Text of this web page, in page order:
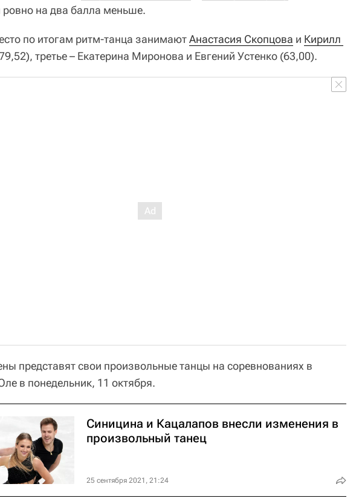
ровно на два балла меньше.
по итогам ритм-танца занимаютАнастасия Скопцова и Кирилл
третье – Екатерина Миронова и Евгений Устенко (63,00).
представят свои произвольные танцы на соревнованиях в
в понедельник, 11 октября.
Синицина и Кацалапов внесли изменения в
произвольный танец
25 сентября 2021, 21:24